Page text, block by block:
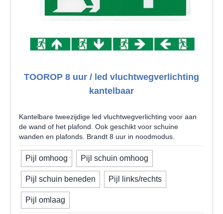
TOOROP 8 uur / led vluchtwegverlichting
kantelbaar
Kantelbare tweezijdige led vluchtwegverlichting voor aan
de wand of het plafond. Ook geschikt voor schuine
wanden en plafonds. Brandt 8 uur in noodmodus.
Uw pijlrichting
Pijl omhoog Pijl schuin omhoog
Pijl schuin beneden Pijl links/rechts
Pijl omlaag